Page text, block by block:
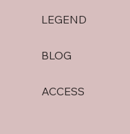
LEGEND
BLOG
ACCESS